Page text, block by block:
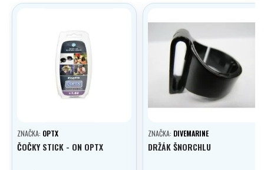
ZNAČKA: OPTX
ČOČKY STICK - ON OPTX
ZNAČKA: DIVEMARINE
DRŽÁK ŠNORCHLU